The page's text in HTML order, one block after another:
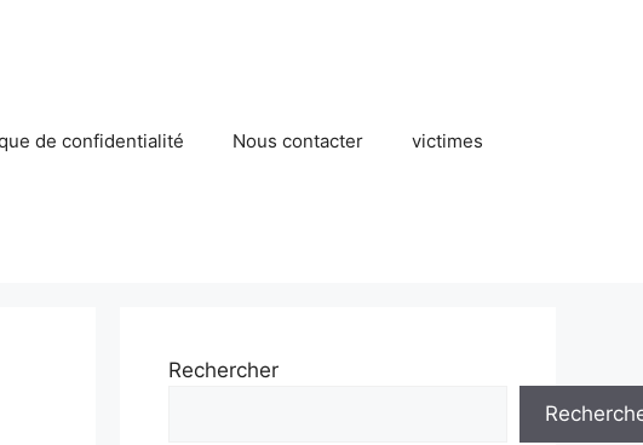
de confidentialité Nous contacter victimes
Rechercher